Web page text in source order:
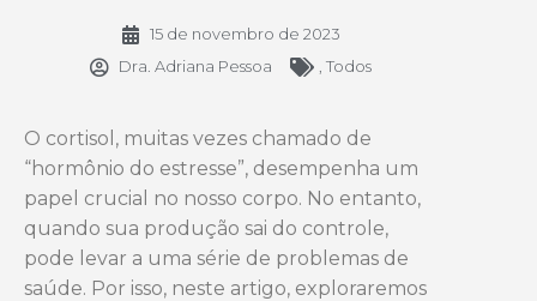
15 de novembro de 2023
Dra. Adriana Pessoa
, Todos
O cortisol, muitas vezes chamado de
“hormônio do estresse”, desempenha um
papel crucial no nosso corpo. No entanto,
quando sua produção sai do controle,
pode levar a uma série de problemas de
saúde. Por isso, neste artigo, exploraremos